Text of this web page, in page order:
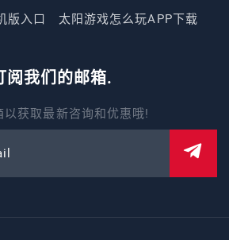
版入口
太阳游戏怎么玩APP下载
阅我们的邮箱.
以获取最新咨询和优惠哦!